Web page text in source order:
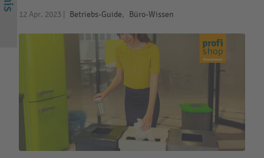
12 Apr. 2023 Betriebs-Guide, Büro-Wissen